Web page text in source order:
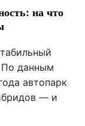
на что
По данным
автопарк
— и